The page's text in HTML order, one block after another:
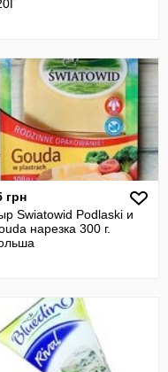
грн
Swiatowid Podlaski и
нарезка 300 г.